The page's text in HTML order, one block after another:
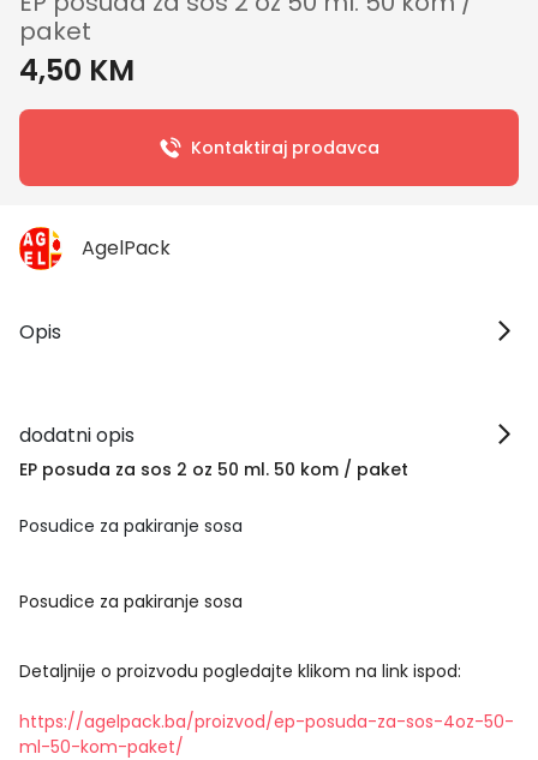
paket
4,50 KM
Kontaktiraj prodavca
AgelPack
Opis
dodatni opis
EP posuda za sos 2 oz 50 ml. 50 kom / paket
Posudice za pakiranje sosa
Posudice za pakiranje sosa
Detaljnije o proizvodu pogledajte klikom na link ispod:
https://agelpack.ba/proizvod/ep-posuda-za-sos-4oz-50-
ml-50-kom-paket/